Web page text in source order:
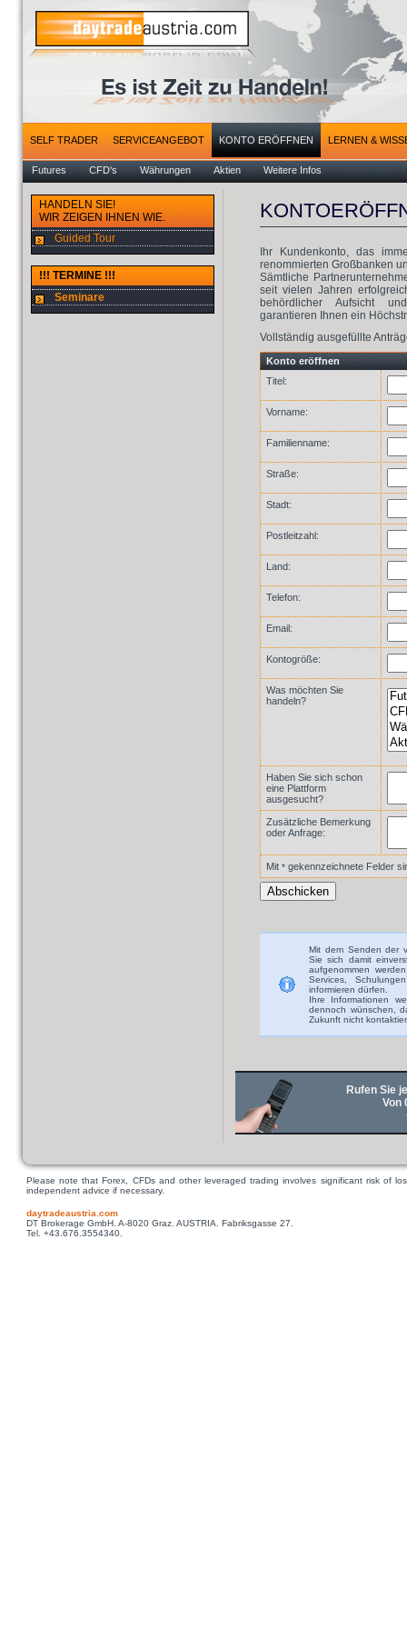
SELF TRADER SERVICEANGEBOT KONTO ERÖFFNEN LERNEN &
Futures CFD's Währungen Aktien Weitere Infos
HANDELN SIE!
WIR ZEIGEN IHNEN WIE.
Guided Tour
!!! TERMINE !!!
Seminare
Ihr Kundenkonto, das
renommierten Großbanken
Sämtliche
seit vielen Jahren
behördlicher Aufsicht
garantieren Ihnen ein
Vollständig ausgefüllte
Konto eröffnen
Titel:
Vorname:
Familienname:
Straße:
Stadt:
Postleitzahl:
Land:
Telefon:
Email:
Kontogröße:
Was möchten Sie
handeln?
Haben Sie sich schon
eine Plattform
ausgesucht?
Zusätzliche Bemerkung
oder Anfrage:
Mit * gekennzeichnete Felder
Mit dem Senden der
Sie sich damit
aufgenommen
Services,
informieren dürfen.
Ihre Informationen
dennoch wünschen,
Zukunft nicht
Rufen Sie
Von
Please note that Forex, CFDs and other leveraged trading involves significant risk of
independent advice if necessary.
daytradeaustria.com
DT Brokerage GmbH. A-8020 Graz. AUSTRIA. Fabriksgasse 27.
Tel. +43.676.3554340.